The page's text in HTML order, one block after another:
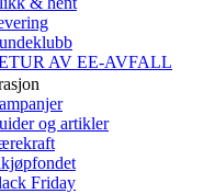
AV EE-AVFALL
og artikler
Friday